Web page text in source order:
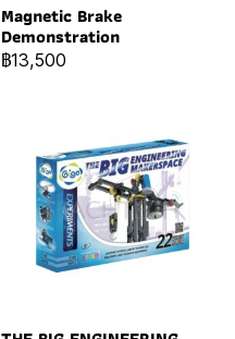
Magnetic Brake
Demonstration
฿13,500